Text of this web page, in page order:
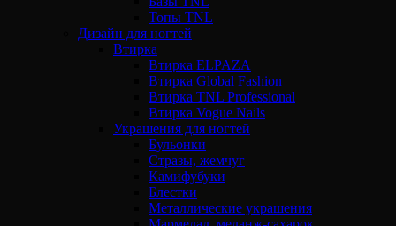
Топы TNL
Дизайн для ногтей
Втирка
Втирка ELPAZA
Втирка Global Fashion
Втирка TNL Professional
Втирка Vogue Nails
Украшения для ногтей
Бульонки
Стразы, жемчуг
Камифубуки
Блестки
Металлические украшения